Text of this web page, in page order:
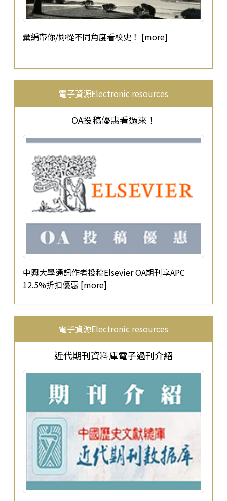
彙編帶你/妳從不同角度看校史！ [more]
電子資源Electronic resources
OA投稿優惠看過來！
中興大學通訊作者投稿Elsevier OA期刊享APC
12.5%折扣優惠 [more]
電子資源Electronic resources
近代期刊資料庫電子過刊介紹